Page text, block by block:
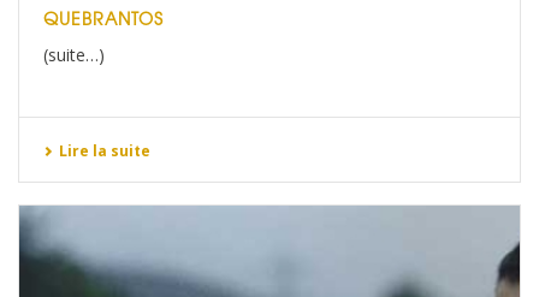
QUEBRANTOS
(suite…)
Lire la suite